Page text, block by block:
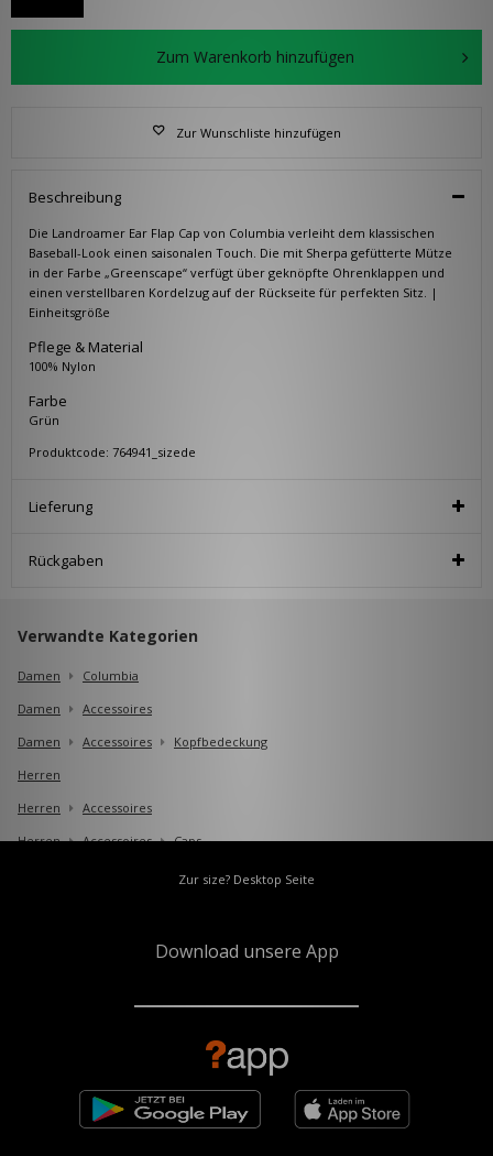
Zum Warenkorb hinzufügen
Zur Wunschliste hinzufügen
Beschreibung
Die Landroamer Ear Flap Cap von Columbia verleiht dem klassischen
Baseball-Look einen saisonalen Touch. Die mit Sherpa gefütterte Mütze
in der Farbe „Greenscape“ verfügt über geknöpfte Ohrenklappen und
einen verstellbaren Kordelzug auf der Rückseite für perfekten Sitz. |
Einheitsgröße
Pflege & Material
100% Nylon
Farbe
Grün
Produktcode: 764941_sizede
Lieferung
Rückgaben
Verwandte Kategorien
Damen
Columbia
Damen
Accessoires
Damen
Accessoires
Kopfbedeckung
Herren
Herren
Accessoires
Herren
Accessoires Caps
Zur size? Desktop Seite
Download unsere App